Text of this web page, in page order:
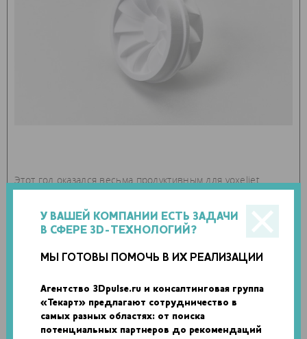
У ВАШЕЙ КОМПАНИИ ЕСТЬ ЗАДАЧИ
В СФЕРЕ 3D-ТЕХНОЛОГИЙ?
МЫ ГОТОВЫ ПОМОЧЬ В ИХ РЕАЛИЗАЦИИ
Агентство 3Dpulse.ru и консалтинговая группа
«Текарт» предлагают сотрудничество в
самых разных областях: от поиска
потенциальных партнеров до рекомендаций
Этот год оказался весьма продуктивным для voxeljet.
оборудованной собственной технологией
высокоскоростного спекания. А презентация PPC2 говорит
технологии точной (прецизионной) печати.
Согласно voxeljet, новая технология является
усовершенствованной версией существующих процессов
печати PolyPorPMMA. Работа указанного семейства